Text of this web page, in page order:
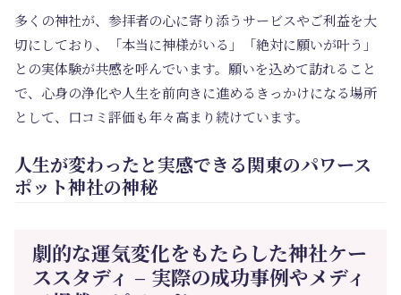
多くの神社が、参拝者の心に寄り添うサービスやご利益を大
切にしており、「本当に神様がいる」「絶対に願いが叶う」
との実体験が共感を呼んでいます。願いを込めて訪れること
で、心身の浄化や人生を前向きに進めるきっかけになる場所
として、口コミ評価も年々高まり続けています。
人生が変わったと実感できる関東のパワース
ポット神社の神秘
劇的な運気変化をもたらした神社ケー
ススタディ – 実際の成功事例やメディ